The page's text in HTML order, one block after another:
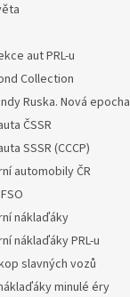
aut PRL-u
Collection
Ruska. Nová epocha
ČSSR
SSSR (CCCP)
automobily ČR
náklaďáky
náklaďáky PRL-u
slavných vozů
minulé éry